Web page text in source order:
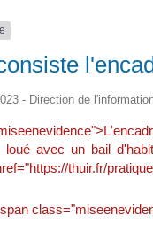
- Direction de
loué avec un bail
thuir.fr/